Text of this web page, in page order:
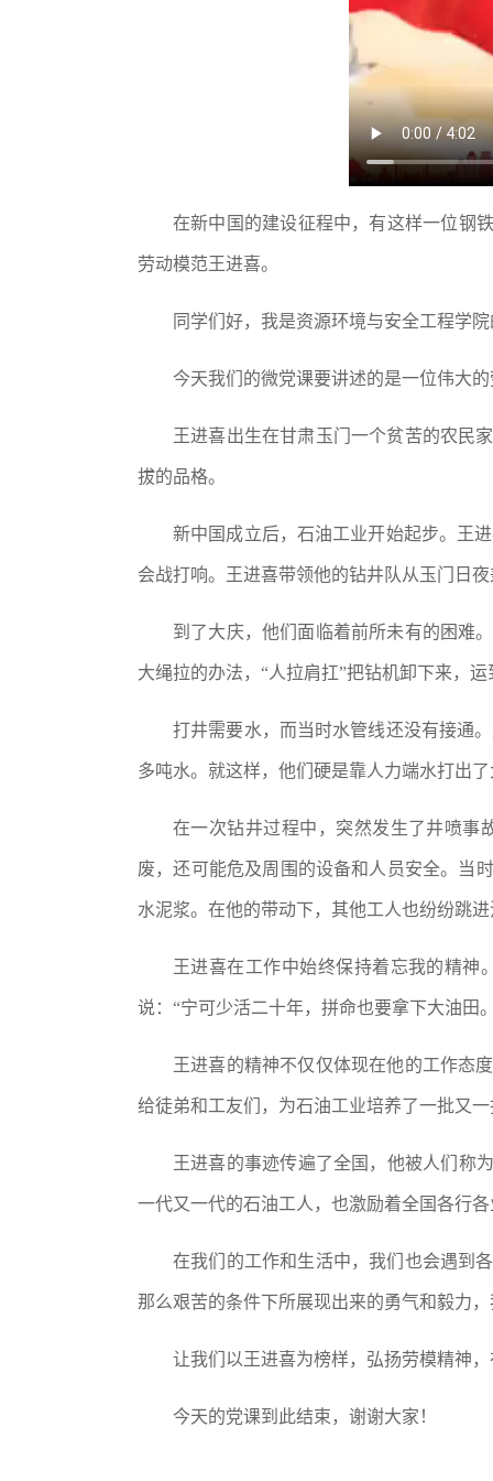
在新中国的建设征程中，有这样一位钢
劳动模范王进喜。
同学们好，我是资源环境与安全工程学
今天我们的微党课要讲述的是一位伟大
王进喜出生在甘肃玉门一个贫苦的农民
拔的品格。
新中国成立后，石油工业开始起步。王
会战打响。王进喜带领他的钻井队从玉门日
到了大庆，他们面临着前所未有的困难
大绳拉的办法， “人拉肩扛”把钻机卸下来，
打井需要水，而当时水管线还没有接通
多吨水。就这样，他们硬是靠人力端水打出
在一次钻井过程中，突然发生了井喷事
废，还可能危及周围的设备和人员安全。当
水泥浆。在他的带动下，其他工人也纷纷跳
王进喜在工作中始终保持着忘我的精神
说： “宁可少活二十年，拼命也要拿下大油田
王进喜的精神不仅仅体现在他的工作态
给徒弟和工友们，为石油工业培养了一批又
王进喜的事迹传遍了全国，他被人们称为
一代又一代的石油工人，也激励着全国各行
在我们的工作和生活中，我们也会遇到
那么艰苦的条件下所展现出来的勇气和毅力
让我们以王进喜为榜样，弘扬劳模精神
今天的党课到此结束，谢谢大家！